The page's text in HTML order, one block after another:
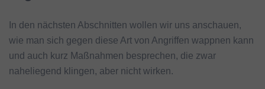
In den nächsten Abschnitten wollen wir uns anschauen,
wie man sich gegen diese Art von Angriffen wappnen kann
und auch kurz Maßnahmen besprechen, die zwar
naheliegend klingen, aber nicht wirken.